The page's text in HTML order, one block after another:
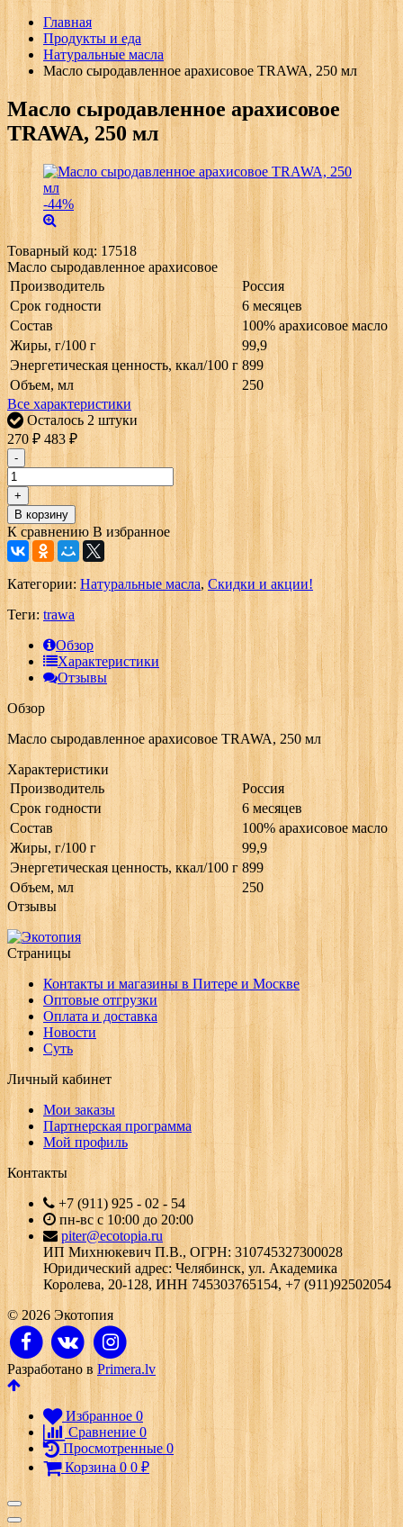
Главная
Продукты и еда
Натуральные масла
Масло сыродавленное арахисовое TRAWA, 250 мл
Масло сыродавленное арахисовое
TRAWA, 250 мл
-44%
Товарный код:17518
Масло сыродавленное арахисовое
Производитель
Россия
Срок годности
6 месяцев
Состав
100% арахисовое масло
Жиры, г/100 г
99,9
Энергетическая ценность, ккал/100 г 899
Объем, мл
250
Все характеристики
Осталось 2 штуки
270₽ 483₽
-
+
В корзину
К сравнению В избранное
Категории:Натуральные масла,Скидки и акции!
Теги: trawa
Обзор
Характеристики
Отзывы
Обзор
Масло сыродавленное арахисовое TRAWA, 250 мл
Характеристики
Производитель
Россия
Срок годности
6 месяцев
Состав
100% арахисовое масло
Жиры, г/100 г
99,9
Энергетическая ценность, ккал/100 г 899
Объем, мл
250
Отзывы
Страницы
Контакты и магазины в Питере и Москве
Оптовые отгрузки
Оплата и доставка
Новости
Суть
Личный кабинет
Мои заказы
Партнерская программа
Мой профиль
Контакты
+7 (911) 925 - 02 - 54
пн-вс с 10:00 до 20:00
piter@ecotopia.ru
ИП Михнюкевич П.В., ОГРН: 310745327300028
Юридический адрес: Челябинск, ул. Академика
Королева, 20-128, ИНН 745303765154, +7 (911)92502054
© 2026 Экотопия
Разработано в Primera.lv
Избранное 0
Сравнение 0
Просмотренные 0
Корзина 0 0₽